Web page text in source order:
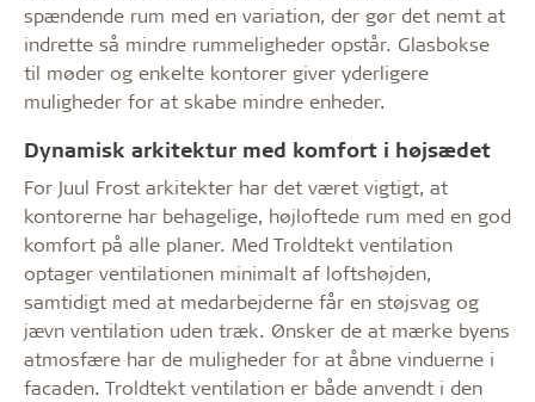
spændende rum med en variation, der gør det nemt at
indrette så mindre rummeligheder opstår. Glasbokse
til møder og enkelte kontorer giver yderligere
muligheder for at skabe mindre enheder.
Dynamisk arkitektur med komfort i højsædet
For Juul Frost arkitekter har det været vigtigt, at
kontorerne har behagelige, højloftede rum med en god
komfort på alle planer. Med Troldtekt ventilation
optager ventilationen minimalt af loftshøjden,
samtidigt med at medarbejderne får en støjsvag og
jævn ventilation uden træk. Ønsker de at mærke byens
atmosfære har de muligheder for at åbne vinduerne i
facaden. Troldtekt ventilation er både anvendt i den